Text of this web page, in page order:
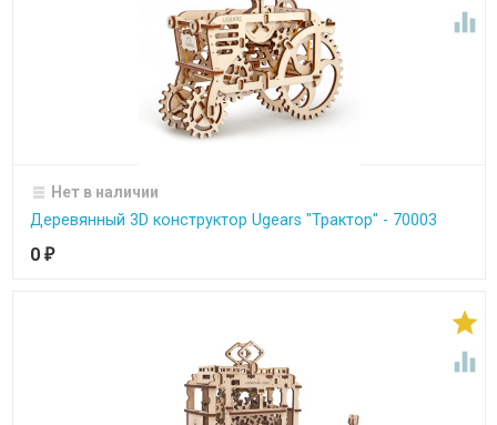

Нет в наличии
Деревянный 3D конструктор Ugears "Трактор" - 70003
0 ₽

